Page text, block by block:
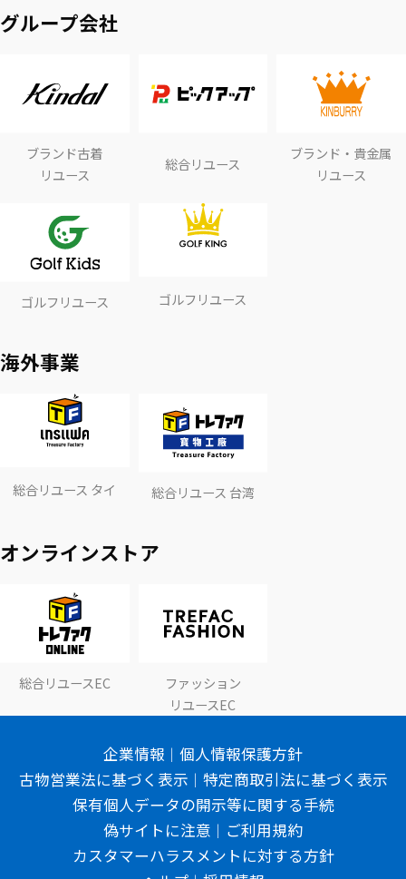
グループ会社
ブランド古着
リユース
総合リユース
ブランド・貴金属
リユース
ゴルフリユース ゴルフリユース
海外事業
総合リユース タイ 総合リユース 台湾
オンラインストア
総合リユースEC
ファッション
リユースEC
企業情報
個人情報保護方針
古物営業法に基づく表示
特定商取引法に基づく表示
保有個人データの開示等に関する手続
偽サイトに注意
ご利用規約
カスタマーハラスメントに対する方針